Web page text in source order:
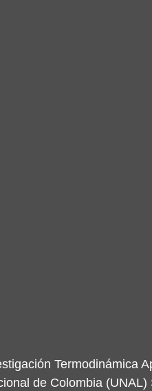
Termodinámica
de Colombia